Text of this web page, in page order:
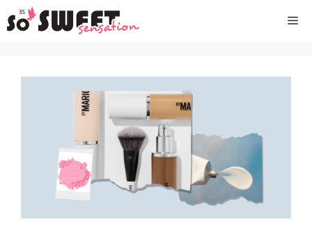
Aller
au